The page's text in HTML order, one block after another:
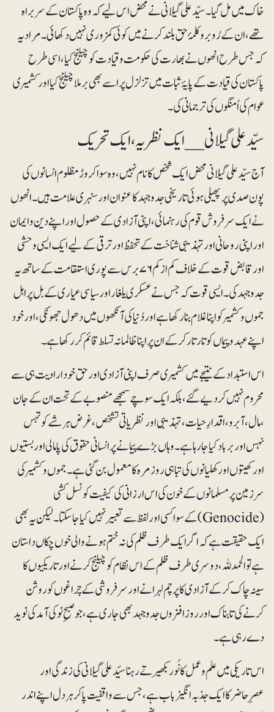
خاک میں مل گیا۔ سیّد علی گیلانی نے محض اس لیے کہ وہ پاکستان کے سربرا ہ
تھے، ان کے رُوبرو کلمۂ حق بلند کرنے میں کوئی کمزوری نہیں دکھائی۔ مراد یہ
کہ جس طرح انھوں نے بھارت کی حکومت و قیادت کو چیلنج کیا، اسی طرح
پاکستان کی قیادت کے پایۂ ثبات میں تزلزل پر اسے بھی برملا چیلنج کیا اور کشمیری
عوام کی اُمنگوں کی ترجمانی کی۔
سیّد علی گیلانی __ ایک نظریہ، ایک تحریک
آج سیّد علی گیلانی محض ایک شخص کا نام نہیں، وہ سوا کروڑ مظلوم انسانوں کی
پون صدی پر پھیلی ہوئی تاریخی جدوجہد کا عنوان اور سنہری علامت ہیں۔ انھوں
نے ایک سرفروش قوم کی رہنمائی، اپنی آزادی کے حصول اور اپنے دین و ایمان
اور اپنی روحانی اور تہذیبی شناخت کے تحفظ اور ترقی کے لیے ایک ایسی وحشی
اور قابض قوت کے خلاف کم از کم ۷۶ برس سے پوری استقامت کے ساتھ یہ
جدوجہد کی۔ ایسی قوت کہ جس نے عسکری یلغار اور سیاسی عیاری کے بل پر اہل
جموں و کشمیر کو اپنا غلام بنا رکھا ہے اور دُنیا کی آنکھوں میں دھول جھونکی، اور خود
اپنے عہدوپیماں کو تار تار کرکے ان پر اپنا ظالمانہ تسلط قائم کر رکھا ہے۔
اس استبداد کے نتیجے میں کشمیری صرف اپنی آزادی اور حق خود ارادیت ہی سے
محروم نہیں کردیے گئے، بلکہ ایک سوچے سمجھے منصوبے کے تحت ان کے جان
، مال، آبرو، اقدارِ حیات، تہذیبی اور نظریاتی تشخص، غرض ہرشے کو تہس
نہس اور برباد کیا جارہا ہے۔ وہاں بڑے پیمانے پر انسانی حقوق کی پامالی اور بستیوں
اور کھیتوں اور کھلیانوں کی تباہی روزمرہ کا معمول بن گئی ہے۔ جموں و کشمیر کی
سرزمین پر مسلمانوں کے خون کی اس ارزانی کی کیفیت کو نسل کشی
(Genocide) کے سوا کسی اور لفظ سے تعبیر نہیں کیا جاسکتا۔ لیکن یہ بھی
ایک حقیقت ہے کہ اگر ایک طرف ظلم کی نہ ختم ہونے والی خوں چکاں داستان
ہے تو الحمدللہ، دوسری طرف ظلم کے اس نظام کو چیلنج کرنے اور تاریکیوں کا
سینہ چاک کرکے آزادی کا پرچم لہرانے اور سرفروشی کے چراغوں کو روشن
کرنے کی تابناک اور روزافزوں جدوجہد بھی جاری ہے، جو صبحِ نو کی آمد کی نوید
دے رہی ہے۔
اس تاریکی میں علم و عمل کا نُور بکھیرتے رہنا سیّد علی گیلانی کی زندگی اور
عصرِحاضر کا ایک جذبہ انگیز باب ہے، جس سے واقفیت پاکر ہر دل اپنے اندر